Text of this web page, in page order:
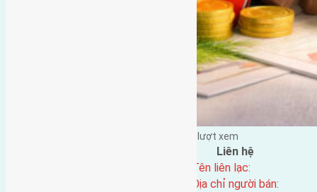
lượt xem
Liên hệ
Tên liên lạc:
Địa chỉ người bán: